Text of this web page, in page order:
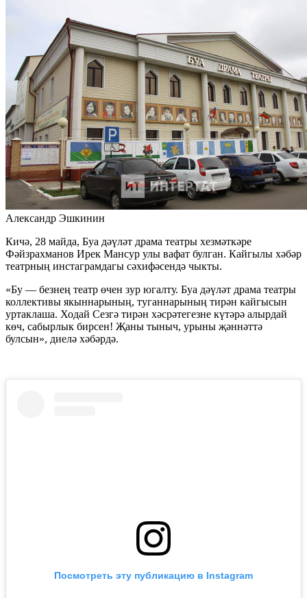
Александр Эшкинин
Кичә, 28 майда, Буа дәүләт драма театры хезмәткәре
Фәйзрахманов Ирек Мансур улы вафат булган. Кайгылы хәбәр
театрның инстаграмдагы сәхифәсендә чыкты.
«Бу — безнең театр өчен зур югалту. Буа дәүләт драма театры
коллективы якыннарының, туганнарының тирән кайгысын
уртаклаша. Ходай Сезгә тирән хәсрәтегезне күтәрә алырдай
көч, сабырлык бирсен! Җаны тыныч, урыны җәннәттә
булсын», диелә хәбәрдә.
Посмотреть эту публикацию в Instagram